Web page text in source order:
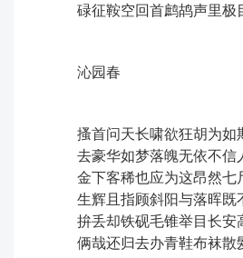
碌征鞍空回首鹧鸪声里极
沁园春
搔首问天长啸欲狂胡为如
去豪华如梦落魄无依不信
金下客稀也应为这昂然七
生辉且指顾斜阳与落晖既
拚丢却铁砚毛锥举目长安
俩哉还归去办青鞋布袜散